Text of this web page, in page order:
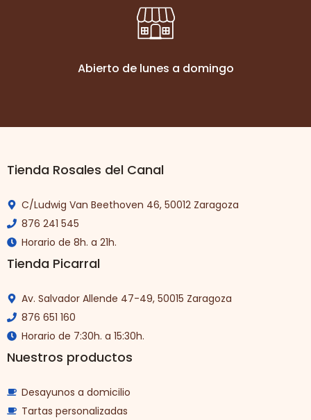
Abierto de lunes a domingo
Tienda Rosales del Canal
C/Ludwig Van Beethoven 46, 50012 Zaragoza
876 241 545
Horario de 8h. a 21h.
Tienda Picarral
Av. Salvador Allende 47-49, 50015 Zaragoza
876 651 160
Horario de 7:30h. a 15:30h.
Nuestros productos
Desayunos a domicilio
Tartas personalizadas